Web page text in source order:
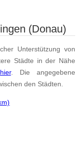
(Donau)
Unterstützung von
Städte in der Nähe
hier. Die angegebene
den Städten.